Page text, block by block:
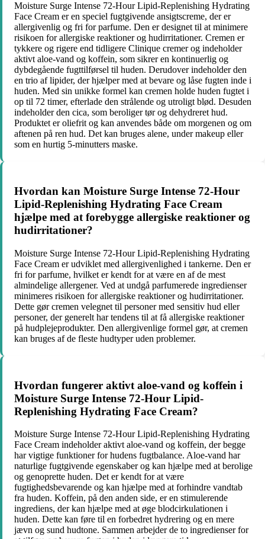
Moisture Surge Intense 72-Hour Lipid-Replenishing Hydrating
Face Cream er en speciel fugtgivende ansigtscreme, der er
allergivenlig og fri for parfume. Den er designet til at minimere
risikoen for allergiske reaktioner og hudirritationer. Cremen er
tykkere og rigere end tidligere Clinique cremer og indeholder
aktivt aloe-vand og koffein, som sikrer en kontinuerlig og
dybdegående fugttilførsel til huden. Derudover indeholder den
en trio af lipider, der hjælper med at bevare og låse fugten inde i
huden. Med sin unikke formel kan cremen holde huden fugtet i
op til 72 timer, efterlade den strålende og utroligt blød. Desuden
indeholder den cica, som beroliger tør og dehydreret hud.
Produktet er oliefrit og kan anvendes både om morgenen og om
aftenen på ren hud. Det kan bruges alene, under makeup eller
som en hurtig 5-minutters maske.
Hvordan kan Moisture Surge Intense 72-Hour
Lipid-Replenishing Hydrating Face Cream
hjælpe med at forebygge allergiske reaktioner og
hudirritationer?
Moisture Surge Intense 72-Hour Lipid-Replenishing Hydrating
Face Cream er udviklet med allergivenlighed i tankerne. Den er
fri for parfume, hvilket er kendt for at være en af de mest
almindelige allergener. Ved at undgå parfumerede ingredienser
minimeres risikoen for allergiske reaktioner og hudirritationer.
Dette gør cremen velegnet til personer med sensitiv hud eller
personer, der generelt har tendens til at få allergiske reaktioner
på hudplejeprodukter. Den allergivenlige formel gør, at cremen
kan bruges af de fleste hudtyper uden problemer.
Hvordan fungerer aktivt aloe-vand og koffein i
Moisture Surge Intense 72-Hour Lipid-
Replenishing Hydrating Face Cream?
Moisture Surge Intense 72-Hour Lipid-Replenishing Hydrating
Face Cream indeholder aktivt aloe-vand og koffein, der begge
har vigtige funktioner for hudens fugtbalance. Aloe-vand har
naturlige fugtgivende egenskaber og kan hjælpe med at berolige
og genoprette huden. Det er kendt for at være
fugtighedsbevarende og kan hjælpe med at forhindre vandtab
fra huden. Koffein, på den anden side, er en stimulerende
ingrediens, der kan hjælpe med at øge blodcirkulationen i
huden. Dette kan føre til en forbedret hydrering og en mere
jævn og sund hudtone. Sammen arbejder de to ingredienser for